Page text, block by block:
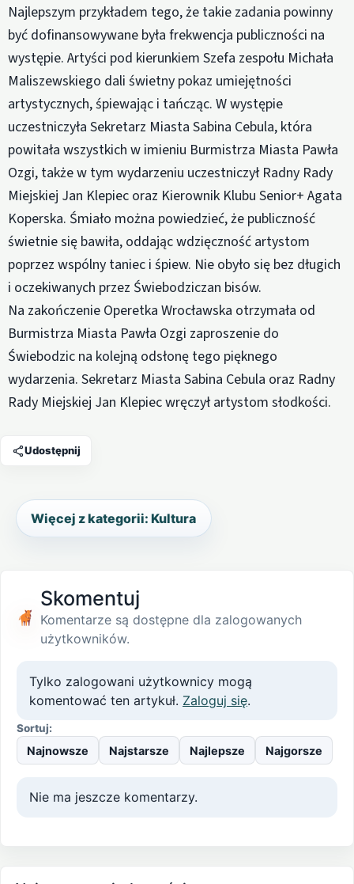
Najlepszym przykładem tego, że takie zadania powinny
być dofinansowywane była frekwencja publiczności na
występie. Artyści pod kierunkiem Szefa zespołu Michała
Maliszewskiego dali świetny pokaz umiejętności
artystycznych, śpiewając i tańcząc. W występie
uczestniczyła Sekretarz Miasta Sabina Cebula, która
powitała wszystkich w imieniu Burmistrza Miasta Pawła
Ozgi, także w tym wydarzeniu uczestniczył Radny Rady
Miejskiej Jan Klepiec oraz Kierownik Klubu Senior+ Agata
Koperska. Śmiało można powiedzieć, że publiczność
świetnie się bawiła, oddając wdzięczność artystom
poprzez wspólny taniec i śpiew. Nie obyło się bez długich
i oczekiwanych przez Świebodziczan bisów.
Na zakończenie Operetka Wrocławska otrzymała od
Burmistrza Miasta Pawła Ozgi zaproszenie do
Świebodzic na kolejną odsłonę tego pięknego
wydarzenia. Sekretarz Miasta Sabina Cebula oraz Radny
Rady Miejskiej Jan Klepiec wręczył artystom słodkości.
Udostępnij
Więcej z kategorii: Kultura
Skomentuj
Komentarze są dostępne dla zalogowanych
użytkowników.
Tylko zalogowani użytkownicy mogą
komentować ten artykuł. Zaloguj się.
Sortuj:
Najnowsze Najstarsze Najlepsze Najgorsze
Nie ma jeszcze komentarzy.